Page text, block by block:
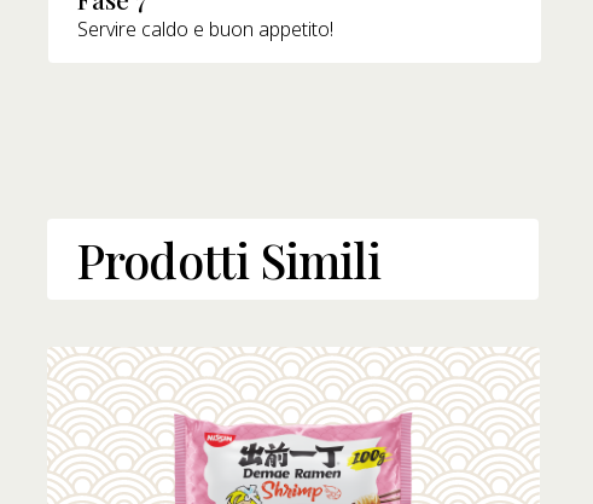
Servire caldo e buon appetito!
Prodotti Simili